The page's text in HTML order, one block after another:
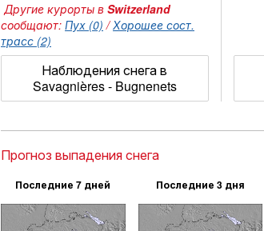
Другие курорты в Switzerland
сообщают: Пух (0) /Хорошее сост.
трасс (2)
Наблюдения снега в
Savagnières - Bugnenets
Прогноз выпадения снега
Последние 7 дней Последние 3 дня